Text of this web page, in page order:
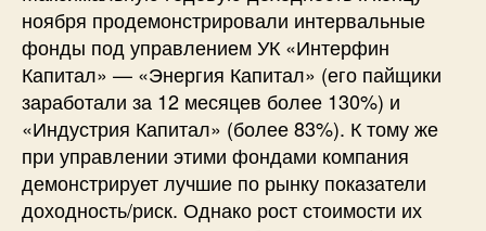
ноября продемонстрировали интервальные
фонды под управлением УК «Интерфин
Капитал» — «Энергия Капитал» (его пайщики
заработали за 12 месяцев более 130%) и
«Индустрия Капитал» (более 83%). К тому же
при управлении этими фондами компания
демонстрирует лучшие по рынку показатели
доходность/риск. Однако рост стоимости их